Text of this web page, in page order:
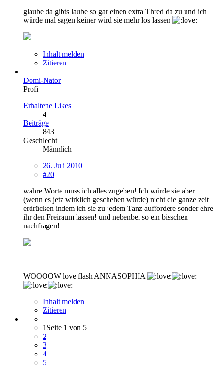
glaube da gibts laube so gar einen extra Thred da zu und ich
würde mal sagen keiner wird sie mehr los lassen
Inhalt melden
Zitieren
Domi-Nator
Profi
Erhaltene Likes
4
Beiträge
843
Geschlecht
Männlich
26. Juli 2010
#20
wahre Worte muss ich alles zugeben! Ich würde sie aber
(wenn es jetz wirklich geschehen würde) nicht die ganze zeit
erdrücken indem ich sie zu jedem Tanz auffordere sonder ehre
ihr den Freiraum lassen! und nebenbei so ein bisschen
nachfragen!
WOOOOW love flash ANNASOPHIA
Inhalt melden
Zitieren
1Seite 1 von 5
2
3
4
5